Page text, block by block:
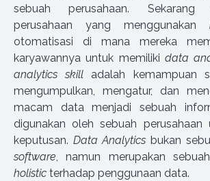
sebuah perusahaan.
perusahaan yang menggunakan
otomatisasi di mana mereka
karyawannya untuk memiliki data
analytics skill adalah kemampuan
mengumpulkan, mengatur, dan
macam data menjadi sebuah
digunakan oleh sebuah
keputusan. Data Analytics bukan
software, namun merupakan
holistic terhadap penggunaan data.